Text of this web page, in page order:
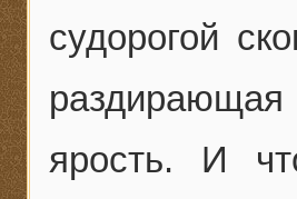
судорогой
ярость. И